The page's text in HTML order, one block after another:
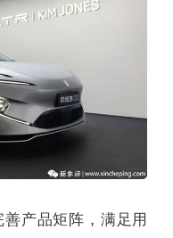
产品矩阵，满足用